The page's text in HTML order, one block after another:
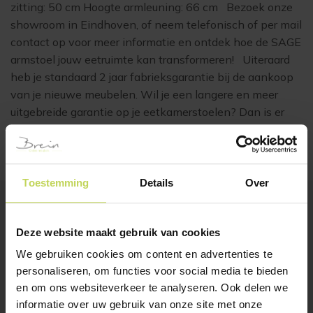
Toestemming Details Over
Deze website maakt gebruik van cookies
We gebruiken cookies om content en advertenties te
personaliseren, om functies voor social media te bieden
en om ons websiteverkeer te analyseren. Ook delen we
informatie over uw gebruik van onze site met onze
zitting: 50 cm Hoogte armleuning: 66 cm Bezoek onze
showroom in Eindhoven, of neem telefonisch of per mail
contact op voor meer informatie en ontdek hoe de SAGE
armstoel jouw eetruimte kan transformeren! Uiteraard
heb je standaard 2 jaar fabrieksgarantie bij de aankoop
van je nieuwe meubelen. Wil je een langere en meer
uitgebreide garantie op je eetkamerstoelen? Dan is er
voor jou hetCARE+ plan.
BESTSELLERS
Klanten bekeken ook
SALE